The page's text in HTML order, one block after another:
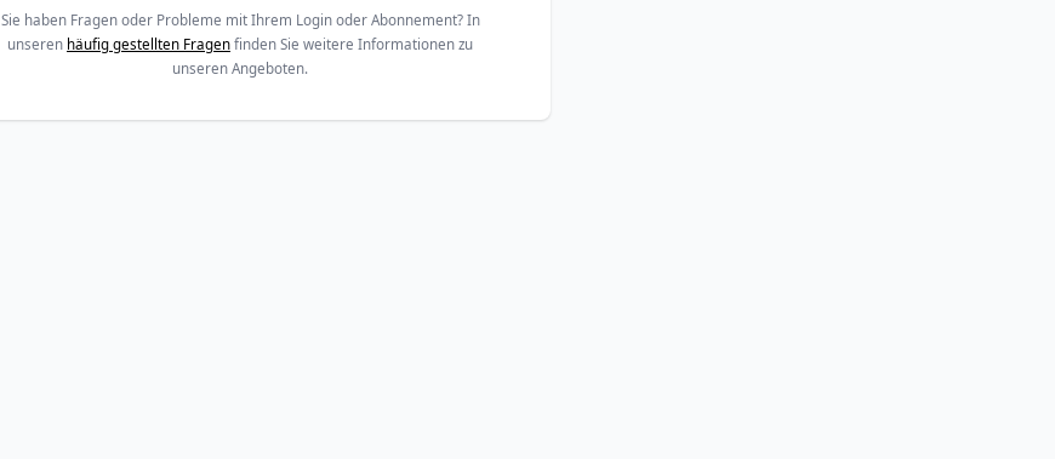
Sie haben Fragen oder Probleme mit Ihrem Login oder Abonnement? In
unseren häufig gestellten Fragen finden Sie weitere Informationen zu
unseren Angeboten.